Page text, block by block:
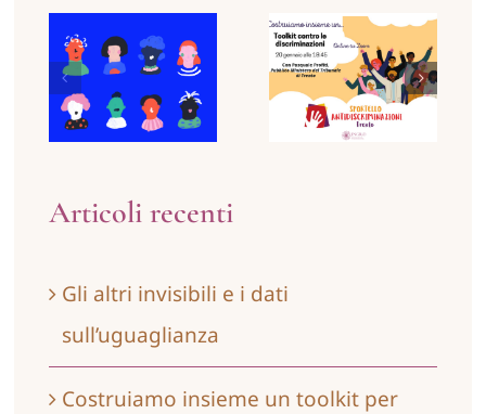
Gli altri
invisibili e
i dati
sull’uguaglianza
un toolkit
per reagire
alle
discriminazioni:
Articoli recenti
Gli altri invisibili e i dati
sull’uguaglianza
Costruiamo insieme un toolkit per